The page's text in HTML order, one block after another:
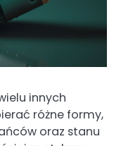
innych
różne formy,
oraz stanu